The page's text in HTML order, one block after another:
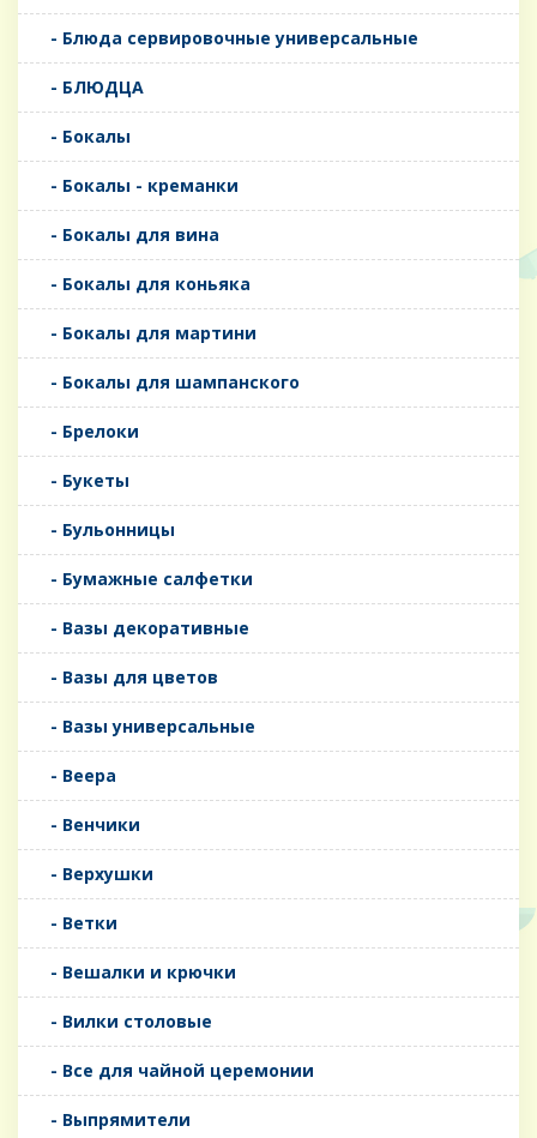
- Блюда сервировочные универсальные
- БЛЮДЦА
- Бокалы
- Бокалы - креманки
- Бокалы для вина
- Бокалы для коньяка
- Бокалы для мартини
- Бокалы для шампанского
- Брелоки
- Букеты
- Бульонницы
- Бумажные салфетки
- Вазы декоративные
- Вазы для цветов
- Вазы универсальные
- Веера
- Венчики
- Верхушки
- Ветки
- Вешалки и крючки
- Вилки столовые
- Все для чайной церемонии
- Выпрямители